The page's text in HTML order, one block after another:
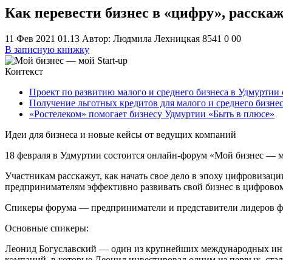
Как перевести бизнес в «цифру»,
11 Фев 2021 01.13 Автор: Людмила Лехницкая 8541 0 00
В записную книжку
Контекст
Проект по развитию малого и среднего бизнеса в
Получение льготных кредитов для малого и среднего
«Ростелеком» помогает бизнесу Удмуртии «Быть в плюсе»
Идеи для бизнеса и новые кейсы от ведущих компаний
18 февраля в Удмуртии состоится онлайн-форум «Мой бизнес —
Участникам расскажут, как начать свое дело в эпоху
предпринимателям эффективно развивать свой бизнес в
Спикеры форума — предприниматели и представители лидеров
Основные спикеры:
Леонид Богуславский — один из крупнейших международных